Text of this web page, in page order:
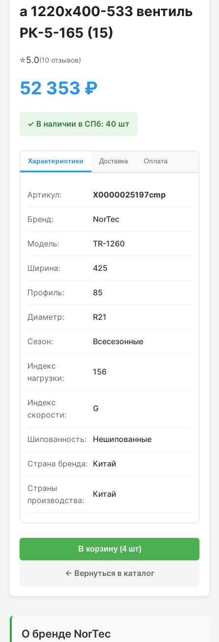
а 1220x400-533 вентиль
РК-5-165 (15)
⭐5.0(10 отзывов)
52 353 ₽
✓ В наличии в СПб: 40 шт
Характеристики Доставка Оплата
Артикул: Х0000025197cmp
Бренд: NorTec
Модель: TR-1260
Ширина: 425
Профиль: 85
Диаметр: R21
Сезон: Всесезонные
Индекс
нагрузки:
156
Индекс
скорости:
G
Шипованность: Нешипованные
Страна бренда: Китай
Страны
производства:
Китай
В корзину (4 шт)
← Вернуться в каталог
О бренде NorTec